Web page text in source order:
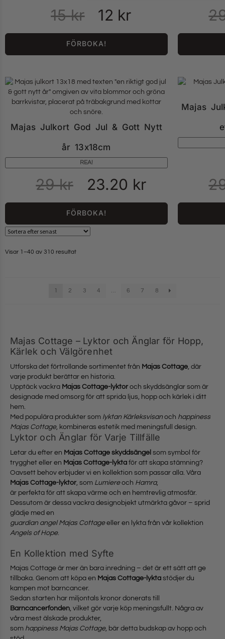
15kr 12 kr
FÖRBOKA!
Majas Julkort God Jul & Gott Nytt
år 13x18cm
REA!
29kr 23.20 kr
FÖRBOKA!
Majas
Visar 1–40 av 310 resultat
1 2 3 4 … 6 7 8
Majas Cottage – Lyktor och Änglar för Hopp,
Kärlek och Välgörenhet
Utforska det förtrollande sortimentet från Majas Cottage, där
varje produkt berättar en historia.
Upptäck vackra Majas Cottage-lyktor och skyddsänglar som är
designade med omsorg för att sprida ljus, hopp och kärlek i ditt
hem.
Med populära produkter som lyktan Kärleksvisan och happiness
Majas Cottage, kombineras estetik med meningsfull design.
Lyktor och Änglar för Varje Tillfälle
Letar du efter en Majas Cottage skyddsängel som symbol för
trygghet eller en Majas Cottage-lykta för att skapa stämning?
Oavsett behov erbjuder vi en kollektion som passar alla. Våra
Majas Cottage-lyktor , som Lumiereoch Hamra,
är perfekta för att skapa värme och en hemtrevlig atmosfär.
Dessutom är dessa vackra designobjekt utmärkta gåvor – sprid
glädje med en
guardian angel Majas Cottageeller en lykta från vår kollektion
Angels of Hope.
En Kollektion med Syfte
Majas Cottage är mer än bara inredning – det är ett sätt att ge
tillbaka. Genom att köpa en Majas Cottage-lykta stödjer du
kampen mot barncancer.
Sedan starten har miljontals kronor donerats till
Barncancerfonden, vilket gör varje köp meningsfullt. Några av
våra mest älskade produkter,
som happiness Majas Cottage, bär detta budskap av hopp och